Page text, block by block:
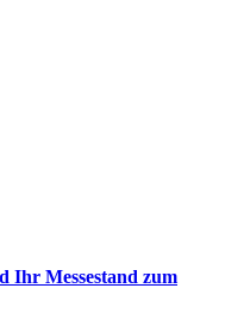
Ihr Messestand zum